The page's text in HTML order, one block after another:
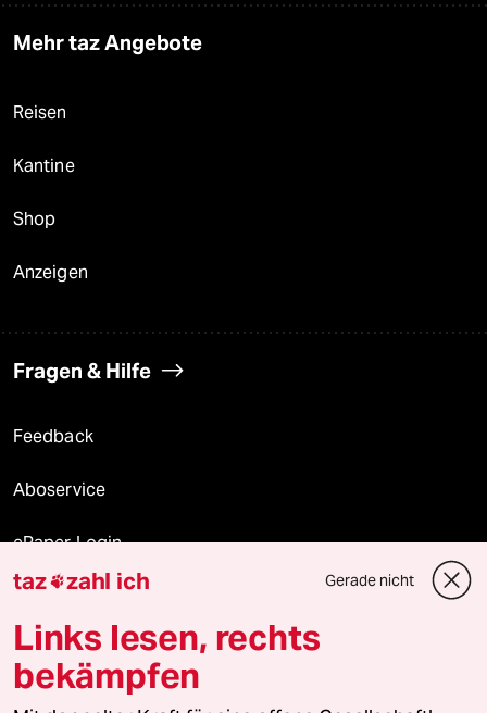
Mehr taz Angebote
Reisen
Kantine
Shop
Anzeigen
Fragen & Hilfe
Feedback
Aboservice
ePaper Login
Downloads für Abonnierende
© 2026 taz Verlags und Vertriebs GmbH
taz zahl ich Gerade nicht
Links lesen, rechts
bekämpfen